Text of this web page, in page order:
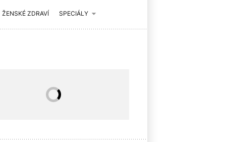
ŽENSKÉ ZDRAVÍ SPECIÁLY